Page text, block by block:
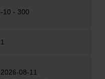
-10 - 300
1
2026-08-11